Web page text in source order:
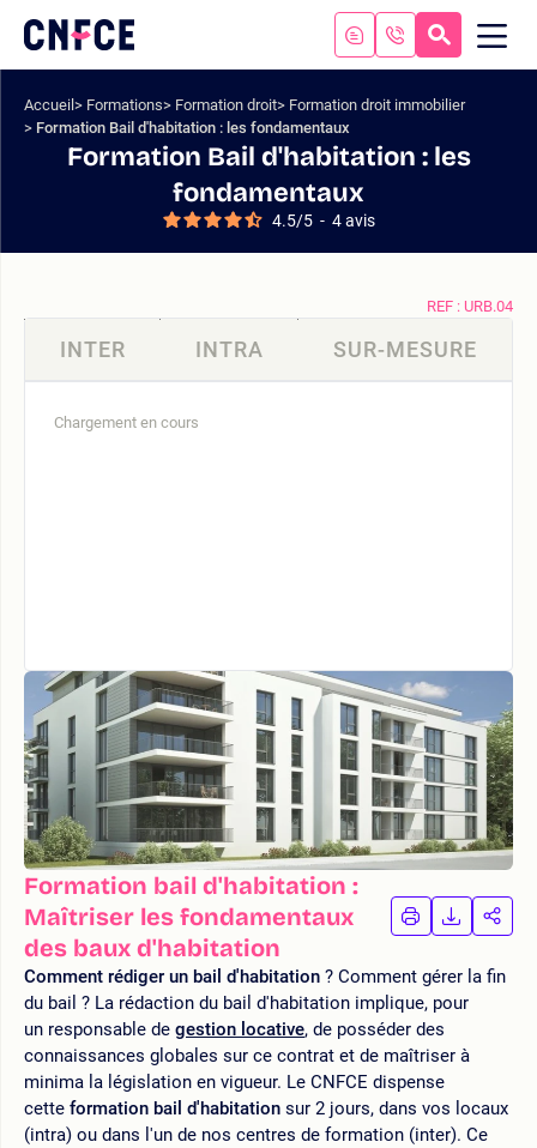
contenu
recherche
Logo
site
Accueil Formations Formation droit
Formation droit immobilier
Formation Bail d'habitation : les fondamentaux
Formation Bail d'habitation : les
fondamentaux
4.5/5 - 4avis
Formation bail d'habitation :
Maîtriser les fondamentaux
des baux d'habitation
IMPRIMER
LA
LA
Comment rédiger un bail d'habitation ? Comment gérer la fin
du bail ? La rédaction du bail d'habitation implique, pour
un responsable de gestion locative, de posséder des
connaissances globales sur ce contrat et de maîtriser à
minima la législation en vigueur. Le CNFCE dispense
cette formation bail d'habitation sur 2 jours, dans vos locaux
(intra) ou dans l'un de nos centres de formation (inter). Ce
REF : URB.04
INTER INTRA SUR-MESURE